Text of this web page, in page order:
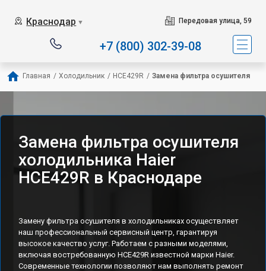
Краснодар ▼ Передовая улица, 59
+7 (800) 302-39-08
Главная / Холодильник / HCE429R / Замена фильтра осушителя
Замена фильтра осушителя
холодильника Haier
HCE429R в Краснодаре
Замену фильтра осушителя в холодильниках осуществляет
наш профессиональный сервисный центр, гарантируя
высокое качество услуг. Работаем с разными моделями,
включая востребованную HCE429R известной марки Haier.
Современные технологии позволяют нам выполнять ремонт